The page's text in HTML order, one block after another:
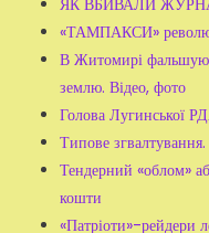
ЯК ВБИВАЛИ
«ТАМПАКСИ»
В Житомирі
землю. Відео, фото
Голова Лугинської
Типове
Тендерний «облом»
кошти
«Патріоти»-рейдери